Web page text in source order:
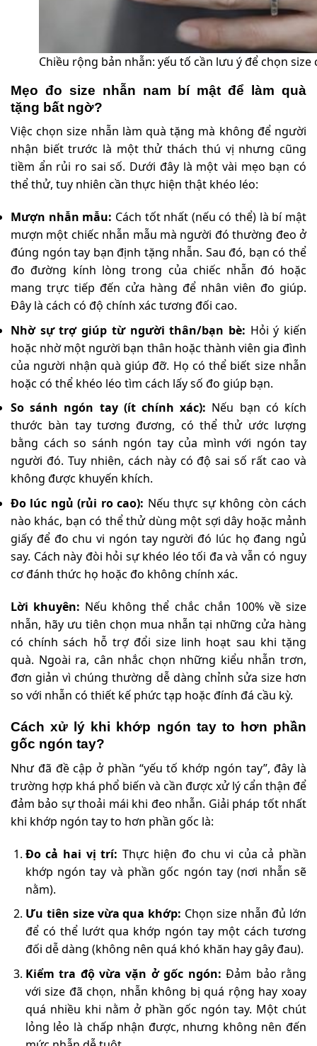
Chiều rộng bản nhẫn: yếu tố cần lưu ý để chọn size
Mẹo đo size nhẫn nam bí mật để làm quà
tặng bất ngờ?
Việc chọn size nhẫn làm quà tặng mà không để người
nhận biết trước là một thử thách thú vị nhưng cũng
tiềm ẩn rủi ro sai số. Dưới đây là một vài mẹo bạn có
thể thử, tuy nhiên cần thực hiện thật khéo léo:
Mượn nhẫn mẫu: Cách tốt nhất (nếu có thể) là bí mật
mượn một chiếc nhẫn mẫu mà người đó thường đeo ở
đúng ngón tay bạn định tặng nhẫn. Sau đó, bạn có thể
đo đường kính lòng trong của chiếc nhẫn đó hoặc
mang trực tiếp đến cửa hàng để nhân viên đo giúp.
Đây là cách có độ chính xác tương đối cao.
Nhờ sự trợ giúp từ người thân/bạn bè: Hỏi ý kiến
hoặc nhờ một người bạn thân hoặc thành viên gia đình
của người nhận quà giúp đỡ. Họ có thể biết size nhẫn
hoặc có thể khéo léo tìm cách lấy số đo giúp bạn.
So sánh ngón tay (ít chính xác): Nếu bạn có kích
thước bàn tay tương đương, có thể thử ước lượng
bằng cách so sánh ngón tay của mình với ngón tay
người đó. Tuy nhiên, cách này có độ sai số rất cao và
không được khuyến khích.
Đo lúc ngủ (rủi ro cao): Nếu thực sự không còn cách
nào khác, bạn có thể thử dùng một sợi dây hoặc mảnh
giấy để đo chu vi ngón tay người đó lúc họ đang ngủ
say. Cách này đòi hỏi sự khéo léo tối đa và vẫn có nguy
cơ đánh thức họ hoặc đo không chính xác.
Lời khuyên: Nếu không thể chắc chắn 100% về size
nhẫn, hãy ưu tiên chọn mua nhẫn tại những cửa hàng
có chính sách hỗ trợ đổi size linh hoạt sau khi tặng
quà. Ngoài ra, cân nhắc chọn những kiểu nhẫn trơn,
đơn giản vì chúng thường dễ dàng chỉnh sửa size hơn
so với nhẫn có thiết kế phức tạp hoặc đính đá cầu kỳ.
Cách xử lý khi khớp ngón tay to hơn phần
gốc ngón tay?
Như đã đề cập ở phần “yếu tố khớp ngón tay”, đây là
trường hợp khá phổ biến và cần được xử lý cẩn thận để
đảm bảo sự thoải mái khi đeo nhẫn. Giải pháp tốt nhất
khi khớp ngón tay to hơn phần gốc là:
Đo cả hai vị trí: Thực hiện đo chu vi của cả phần
khớp ngón tay và phần gốc ngón tay (nơi nhẫn sẽ
nằm).
Ưu tiên size vừa qua khớp: Chọn size nhẫn đủ lớn
để có thể lướt qua khớp ngón tay một cách tương
đối dễ dàng (không nên quá khó khăn hay gây đau).
Kiểm tra độ vừa vặn ở gốc ngón: Đảm bảo rằng
với size đã chọn, nhẫn không bị quá rộng hay xoay
quá nhiều khi nằm ở phần gốc ngón tay. Một chút
lỏng lẻo là chấp nhận được, nhưng không nên đến